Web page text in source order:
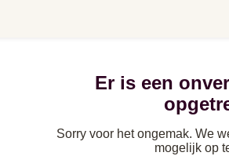
Er is een
Sorry voor het ongemak. We
mogelijk op